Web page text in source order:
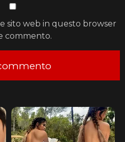
sito web in questo browser
commento.